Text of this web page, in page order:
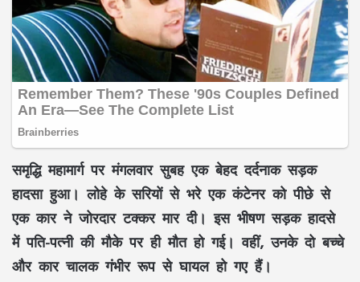
समृद्धि महामार्ग पर मंगलवार सुबह एक बेहद दर्दनाक सड़क
हादसा हुआ। लोहे के सरियों से भरे एक कंटेनर को पीछे से
एक कार ने जोरदार टक्कर मार दी। इस भीषण सड़क हादसे
में पति-पत्नी की मौके पर ही मौत हो गई। वहीं, उनके दो बच्चे
और कार चालक गंभीर रूप से घायल हो गए हैं।